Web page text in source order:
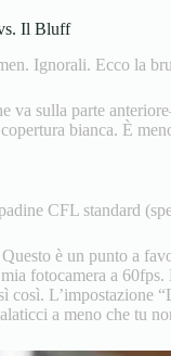
Il Bluff
Ignorali. Ecco la
sulla parte
bianca. È
CFL standard
è un punto a
fotocamera a
così. L’impostazione
a meno che tu